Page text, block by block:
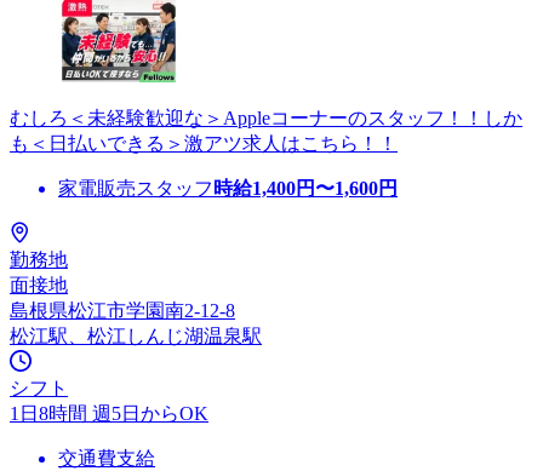
むしろ＜未経験歓迎な＞Appleコーナーのスタッフ！！しか
も＜日払いできる＞激アツ求人はこちら！！
家電販売スタッフ 時給1,400円〜1,600円
勤務地
面接地
島根県松江市学園南2-12-8
松江駅、松江しんじ湖温泉駅
シフト
1日8時間 週5日からOK
交通費支給